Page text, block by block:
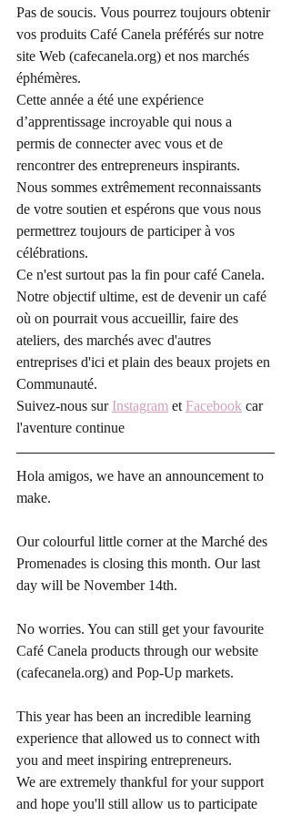
Pas de soucis. Vous pourrez toujours obtenir
vos produits Café Canela préférés sur notre
site Web (cafecanela.org) et nos marchés
éphémères.
Cette année a été une expérience
d’apprentissage incroyable qui nous a
permis de connecter avec vous et de
rencontrer des entrepreneurs inspirants.
Nous sommes extrêmement reconnaissants
de votre soutien et espérons que vous nous
permettrez toujours de participer à vos
célébrations.
Ce n'est surtout pas la fin pour café Canela.
Notre objectif ultime, est de devenir un café
où on pourrait vous accueillir, faire des
ateliers, des marchés avec d'autres
entreprises d'ici et plain des beaux projets en
Communauté.
Suivez-nous sur Instagram et Facebook car
l'aventure continue
Hola amigos, we have an announcement to
make.
Our colourful little corner at the Marché des
Promenades is closing this month. Our last
day will be November 14th.
No worries. You can still get your favourite
Café Canela products through our website
(cafecanela.org) and Pop-Up markets.
This year has been an incredible learning
experience that allowed us to connect with
you and meet inspiring entrepreneurs.
We are extremely thankful for your support
and hope you'll still allow us to participate